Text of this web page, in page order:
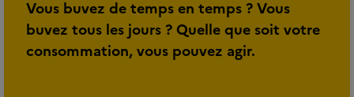
Vous buvez de temps en temps ? Vous
buvez tous les jours ? Quelle que soit votre
consommation, vous pouvez agir.